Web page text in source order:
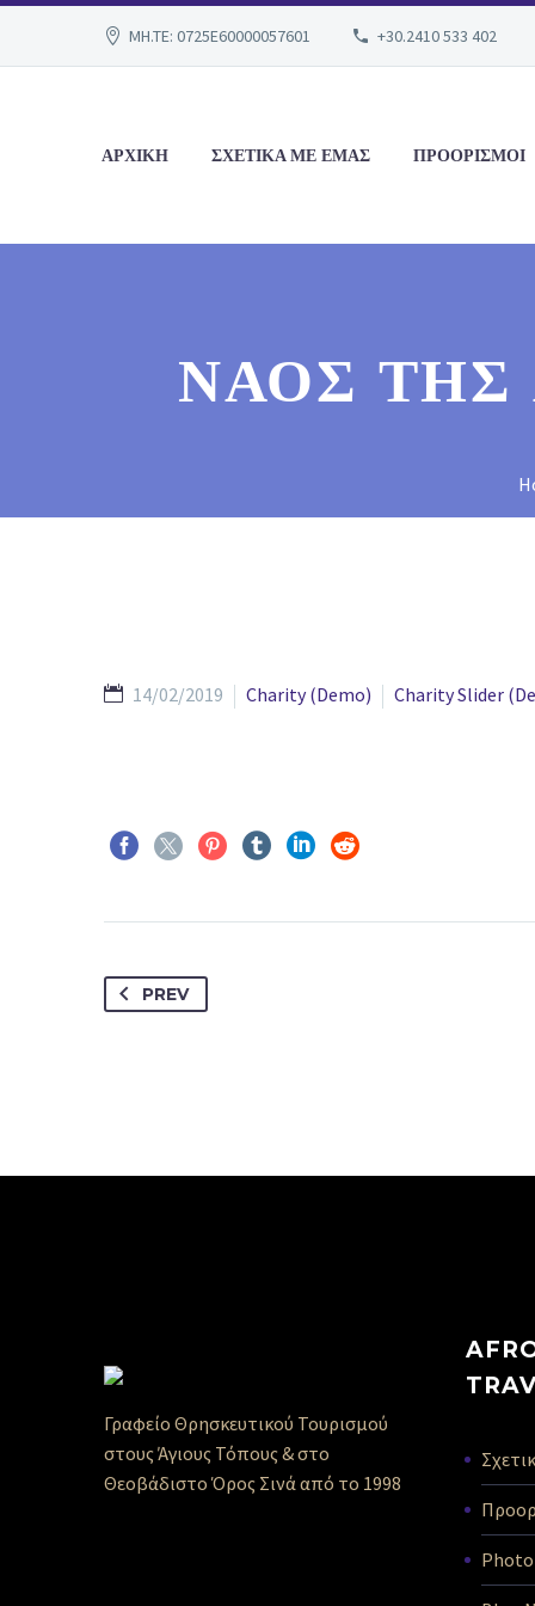
MH.TE: 0725E60000057601 +30.2410 533 402
ΑΡΧΙΚΗ ΣΧΕΤΙΚΑ ΜΕ ΕΜΑΣ ΠΡΟΟΡΙΣΜΟΙ
ΝΑΌΣ ΤΗΣ
14/02/2019 Charity (Demo) Charity Slider
PREV
Γραφείο Θρησκευτικού Τουρισμού
στους Άγιους Τόπους & στο
Θεοβάδιστο Όρος Σινά από το 1998